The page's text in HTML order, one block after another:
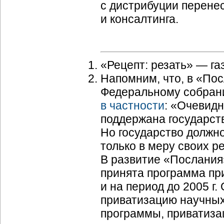
с дистрибуции
и консалтинга.
«Рецепт: резать» —
Напомним, что, в
Федеральному
в частности:
поддержана
Но государство
только в меру своих
В развитие
принята программа
и на период до 2005
приватизацию
программы,